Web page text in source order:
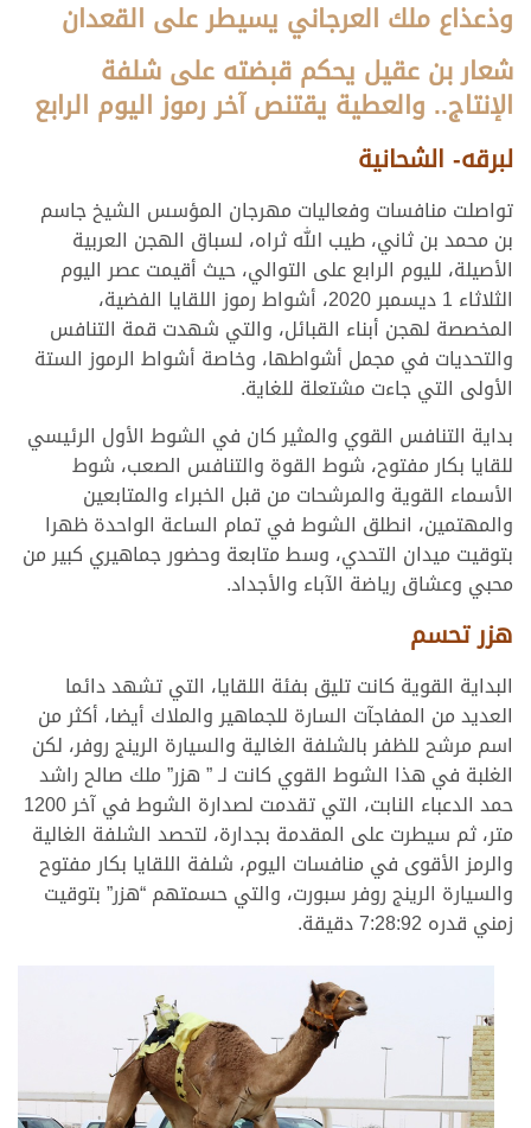
وذعذاع ملك العرجاني يسيطر على القعدان
شعار بن عقيل يحكم قبضته على شلفة
الإنتاج.. والعطية يقتنص آخر رموز اليوم الرابع
لبرقه- الشحانية
تواصلت منافسات وفعاليات مهرجان المؤسس الشيخ جاسم
بن محمد بن ثاني، طيب الله ثراه، لسباق الهجن العربية
الأصيلة، لليوم الرابع على التوالي، حيث أقيمت عصر اليوم
الثلاثاء 1 ديسمبر 2020، أشواط رموز اللقايا الفضية،
المخصصة لهجن أبناء القبائل، والتي شهدت قمة التنافس
والتحديات في مجمل أشواطها، وخاصة أشواط الرموز الستة
الأولى التي جاءت مشتعلة للغاية.
بداية التنافس القوي والمثير كان في الشوط الأول الرئيسي
للقايا بكار مفتوح، شوط القوة والتنافس الصعب، شوط
الأسماء القوية والمرشحات من قبل الخبراء والمتابعين
والمهتمين، انطلق الشوط في تمام الساعة الواحدة ظهرا
بتوقيت ميدان التحدي، وسط متابعة وحضور جماهيري كبير من
محبي وعشاق رياضة الآباء والأجداد.
هزر تحسم
البداية القوية كانت تليق بفئة اللقايا، التي تشهد دائما
العديد من المفاجآت السارة للجماهير والملاك أيضا، أكثر من
اسم مرشح للظفر بالشلفة الغالية والسيارة الرينج روفر، لكن
الغلبة في هذا الشوط القوي كانت لـ ” هزر” ملك صالح راشد
حمد الدعباء النابت، التي تقدمت لصدارة الشوط في آخر 1200
متر، ثم سيطرت على المقدمة بجدارة، لتحصد الشلفة الغالية
والرمز الأقوى في منافسات اليوم، شلفة اللقايا بكار مفتوح
والسيارة الرينج روفر سبورت، والتي حسمتهم “هزر” بتوقيت
زمني قدره 7:28:92 دقيقة.